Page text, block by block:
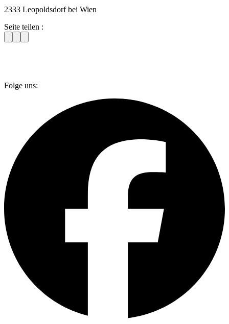
2333 Leopoldsdorf bei Wien
Seite teilen :
Folge uns: